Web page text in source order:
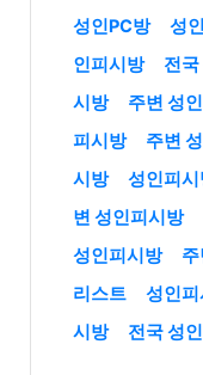
성인PC방
성
인피시방
전
시방
주변 성
피시방
주변
시방
성인피시
변 성인피시방
성인피시방
리스트
성인
시방
전국 성